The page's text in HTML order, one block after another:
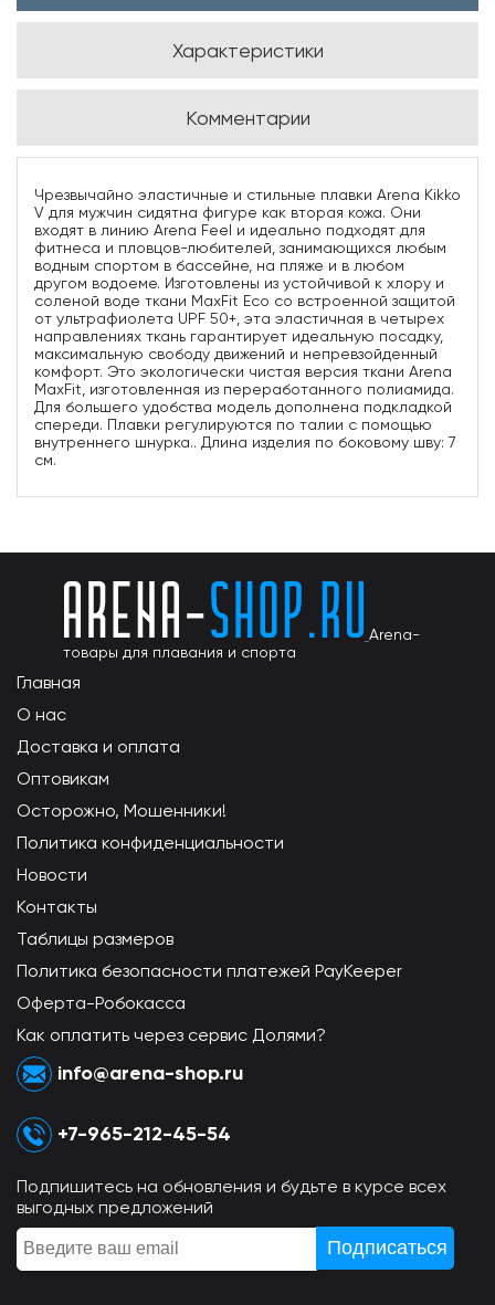
Характеристики
Комментарии
Чрезвычайно эластичные и стильные плавки Arena Kikko
V для мужчин сидятна фигуре как вторая кожа. Они
входят в линию Arena Feel и идеально подходят для
фитнеса и пловцов-любителей, занимающихся любым
водным спортом в бассейне, на пляже и в любом
другом водоеме. Изготовлены из устойчивой к хлору и
соленой воде ткани MaxFit Eco со встроенной защитой
от ультрафиолета UPF 50+, эта эластичная в четырех
направлениях ткань гарантирует идеальную посадку,
максимальную свободу движений и непревзойденный
комфорт. Это экологически чистая версия ткани Arena
MaxFit, изготовленная из переработанного полиамида.
Для большего удобства модель дополнена подкладкой
спереди. Плавки регулируются по талии с помощью
внутреннего шнурка.. Длина изделия по боковому шву: 7
см.
Arena-
товары для плавания и спорта
Главная
О нас
Доставка и оплата
Оптовикам
Осторожно, Мошенники!
Политика конфиденциальности
Новости
Контакты
Таблицы размеров
Политика безопасности платежей PayKeeper
Оферта-Робокасса
Как оплатить через сервис Долями?
info@arena-shop.ru
+7-965-212-45-54
Подпишитесь на обновления и будьте в курсе всех
выгодных предложений